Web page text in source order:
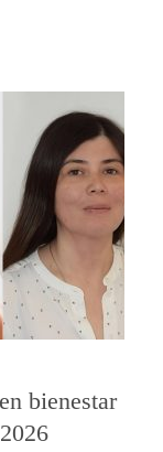
bienestar